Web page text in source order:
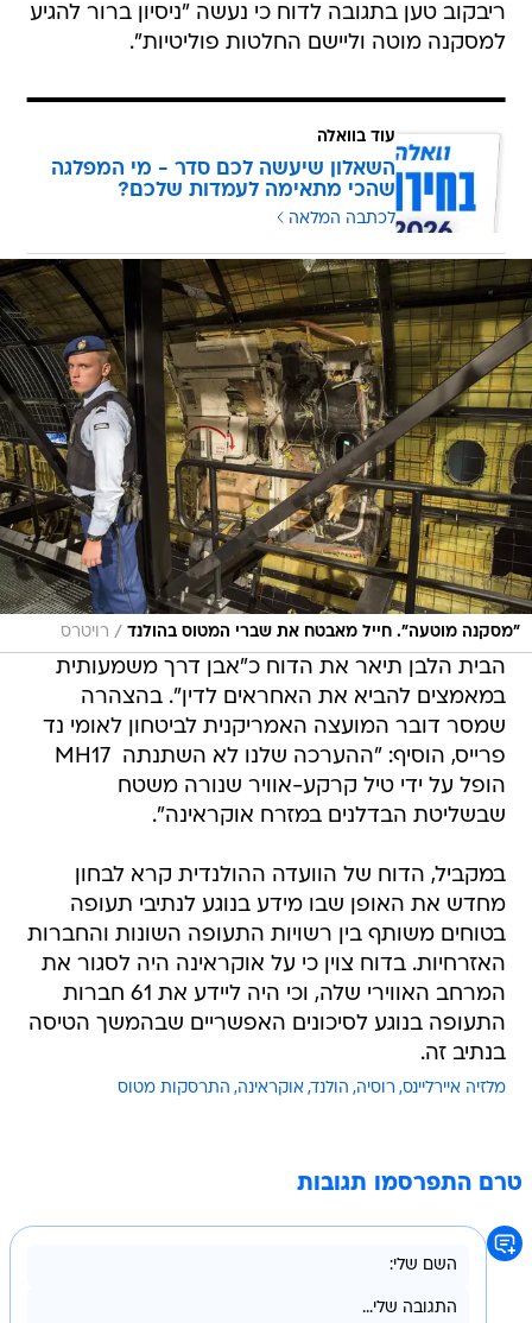
ריבקוב טען בתגובה לדוח כי נעשה "ניסיון ברור להגיע
למסקנה מוטה וליישם החלטות פוליטיות".
עוד בוואלה
השאלון שיעשה לכם סדר - מי המפלגה
שהכי מתאימה לעמדות שלכם?
לכתבה המלאה
"מסקנה מוטעה". חייל מאבטח את שברי המטוס בהולנד / רויטרס
הבית הלבן תיאר את הדוח כ"אבן דרך משמעותית
במאמצים להביא את האחראים לדין". בהצהרה
שמסר דובר המועצה האמריקנית לביטחון לאומי נד
פרייס, הוסיף: "ההערכה שלנו לא השתנתה  MH17
הופל על ידי טיל קרקע-אוויר שנורה משטח
שבשליטת הבדלנים במזרח אוקראינה".
במקביל, הדוח של הוועדה ההולנדית קרא לבחון
מחדש את האופן שבו מידע בנוגע לנתיבי תעופה
בטוחים משותף בין רשויות התעופה השונות והחברות
האזרחיות. בדוח צוין כי על אוקראינה היה לסגור את
המרחב האווירי שלה, וכי היה ליידע את 61 חברות
התעופה בנוגע לסיכונים האפשריים שבהמשך הטיסה
בנתיב זה.
מלזיה איירליינס רוסיה הולנד אוקראינה התרסקות מטוס
טרם התפרסמו תגובות